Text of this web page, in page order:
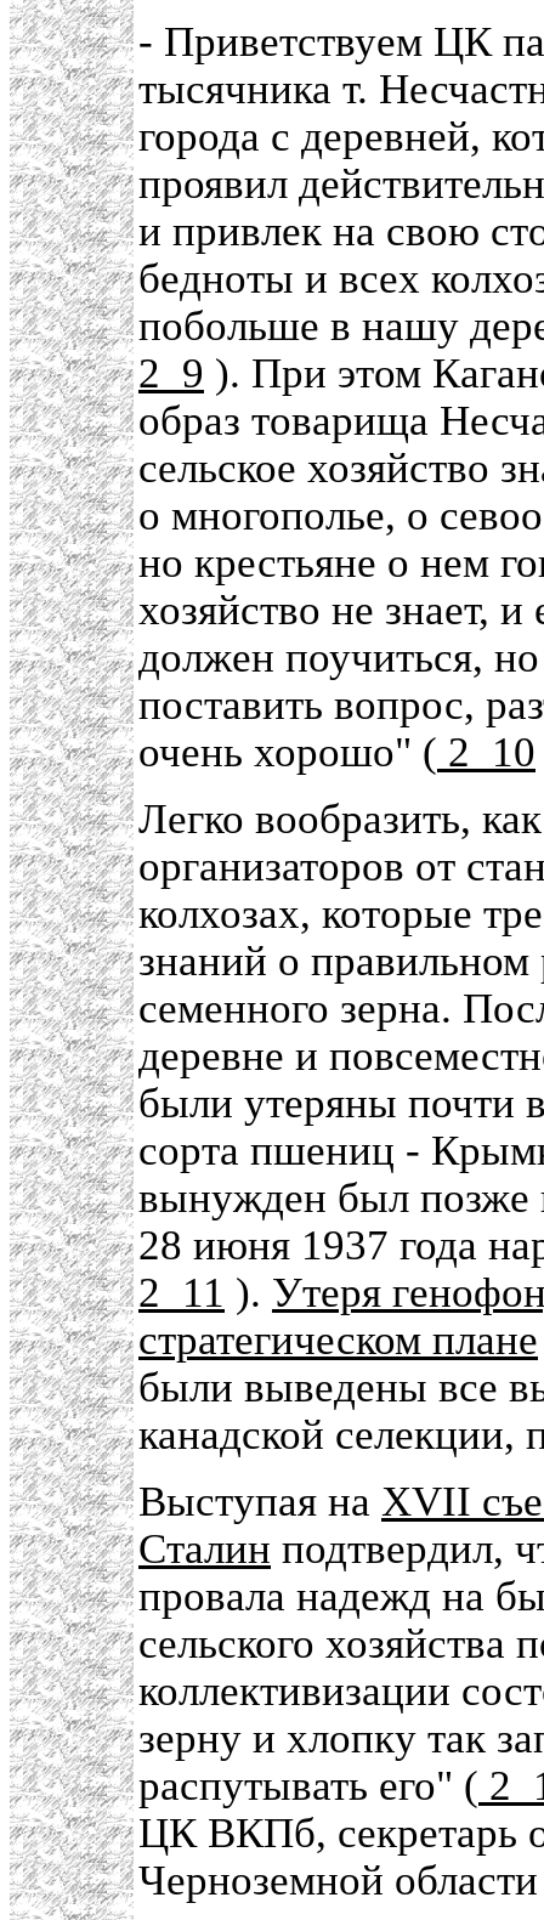
- Приветствуем ЦК
тысячника т.
города с деревней,
проявил
и привлек на свою
бедноты и всех
побольше в нашу
2_9 ). При этом
образ товарища
сельское хозяйство
о многополье, о
но крестьяне о нем
хозяйство не знает,
должен поучиться,
поставить вопрос,
очень хорошо" ( 2_10
Легко вообразить,
организаторов от
колхозах, которые
знаний о
семенного зерна.
деревне и
были утеряны почти
сорта пшениц -
вынужден был
28 июня 1937 года
2_11 ). Утеря
стратегическом плане
были выведены все
канадской селекции,
Выступая на XVII
Сталин подтвердил,
провала надежд на
сельского хозяйства
коллективизации
зерну и хлопку так
распутывать его" (
ЦК ВКПб, секретарь
Черноземной